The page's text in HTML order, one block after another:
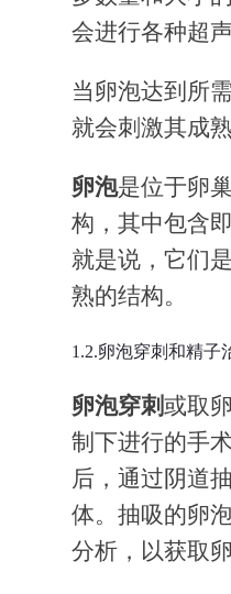
会进行各种超
当卵泡达到所
就会刺激其成
卵泡是位于卵
构，其中包含
就是说，它们
熟的结构。
1.2.卵泡穿刺和精子
卵泡穿刺或取
制下进行的手
后，通过阴道
体。抽吸的卵
分析，以获取卵